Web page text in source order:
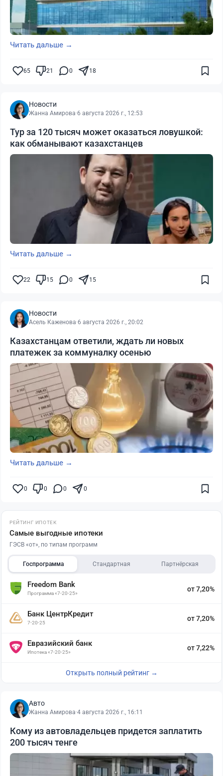
Читать дальше →
65 21 0 18
Новости
Жанна Амирова·6 августа 2026 г., 12:53
Тур за 120 тысяч может оказаться ловушкой:
как обманывают казахстанцев
Читать дальше →
22 15 0 15
Новости
Асель Каженова·6 августа 2026 г., 20:02
Казахстанцам ответили, ждать ли новых
платежек за коммуналку осенью
Читать дальше →
0 0 0 0
РЕЙТИНГ ИПОТЕК
Самые выгодные ипотеки
ГЭСВ «от», по типам программ
Госпрограмма Стандартная Партнёрская
Freedom Bank
Программа «7-20-25»
от 7,20%
Банк ЦентрКредит
7-20-25
от 7,20%
Евразийский банк
Ипотека «7-20-25»
от 7,22%
Открыть полный рейтинг →
Авто
Жанна Амирова·4 августа 2026 г., 16:11
Кому из автовладельцев придется заплатить
200 тысяч тенге